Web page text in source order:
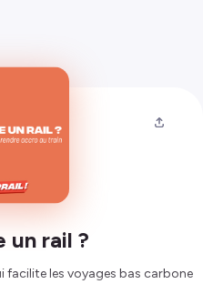
rail ?
facilite les voyages bas carbone